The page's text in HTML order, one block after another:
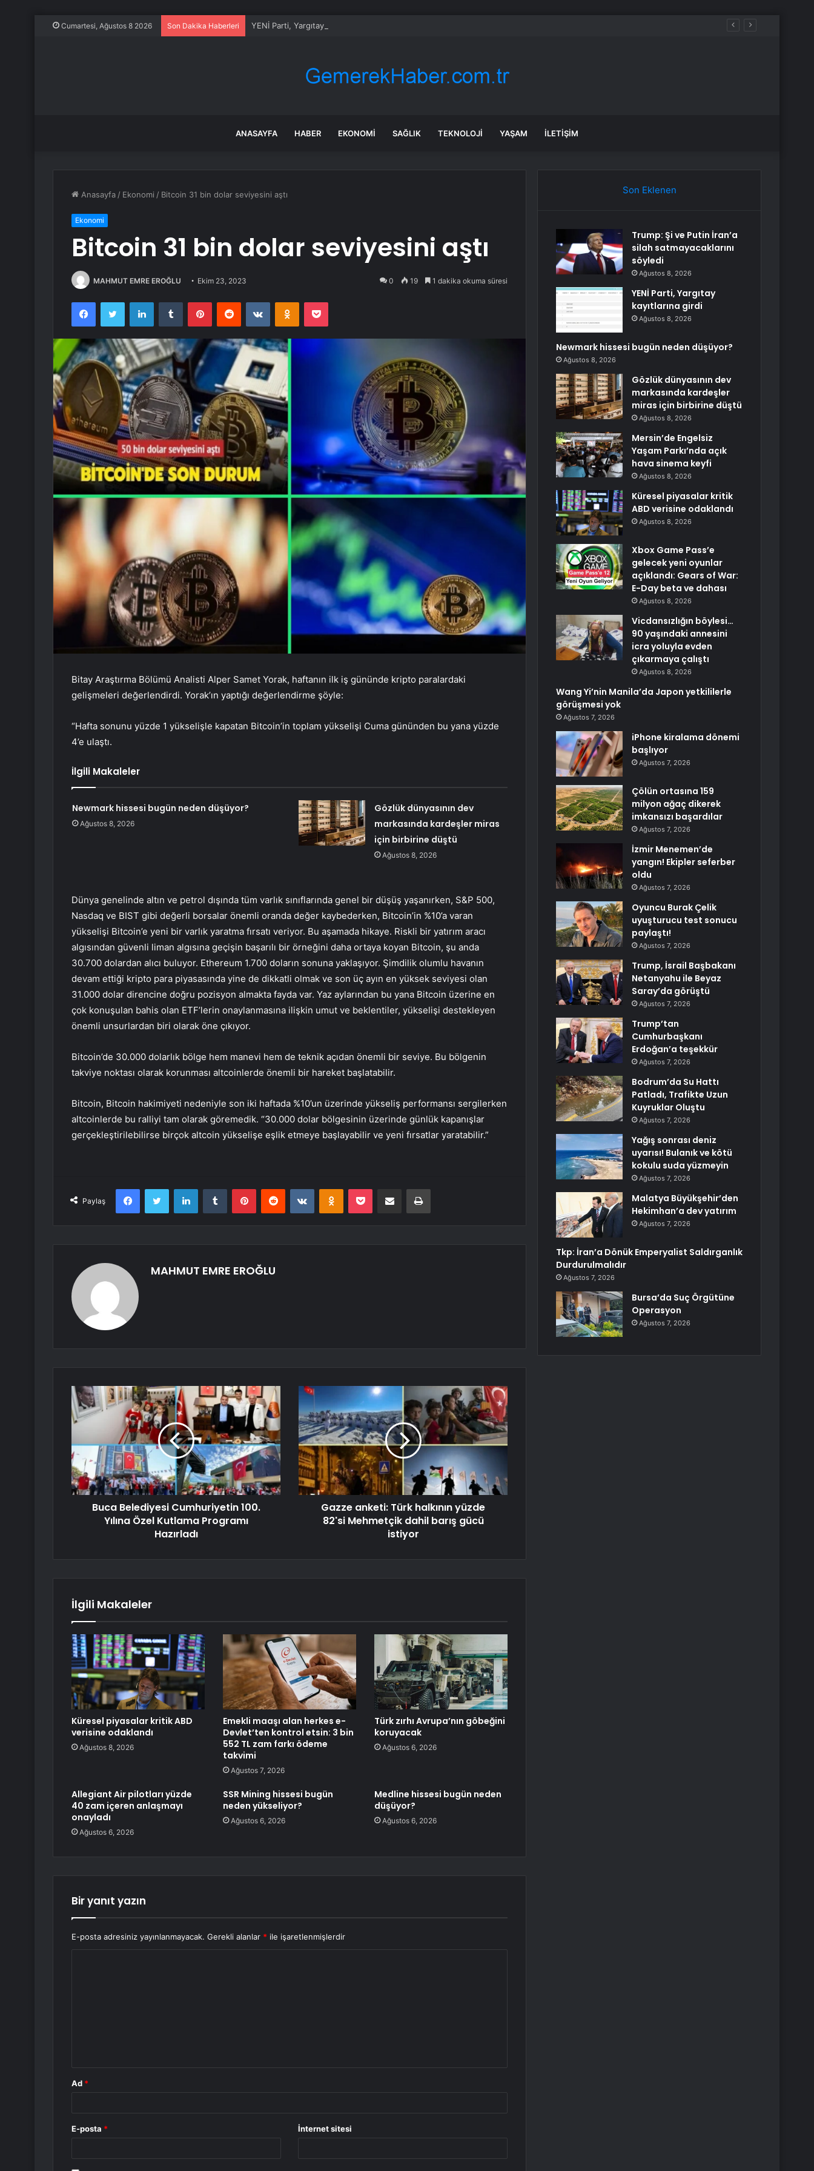
Cumartesi, Ağustos 8 2026 Son Dakika Haberleri YENİ Parti, Yargıtay kayıtlarına girdi
ANASAYFA HABER EKONOMI SAĞLIK TEKNOLOJI YAŞAM İLETIŞIM
Anasayfa / Ekonomi / Bitcoin 31 bin dolar seviyesini aştı
Ekonomi
Bitcoin 31 bin dolar seviyesini aştı
MAHMUT EMRE EROĞLU Ekim 23, 2023 0 19 1 dakika okuma süresi
FacebookTwitter LinkedInTumblr PinterestReddit VKontakteOdnoklassniki
Pocket
Bitay Araştırma Bölümü Analisti Alper Samet Yorak, haftanın ilk iş gününde kripto paralardaki
gelişmeleri değerlendirdi. Yorak’ın yaptığı değerlendirme şöyle:
“Hafta sonunu yüzde 1 yükselişle kapatan Bitcoin’in toplam yükselişi Cuma gününden bu yana yüzde
4’e ulaştı.
İlgili Makaleler
Newmark hissesi bugün neden düşüyor?
Ağustos 8, 2026
Gözlük dünyasının dev
markasında kardeşler miras
için birbirine düştü
Ağustos 8, 2026
Dünya genelinde altın ve petrol dışında tüm varlık sınıflarında genel bir düşüş yaşanırken, S&P 500,
Nasdaq ve BIST gibi değerli borsalar önemli oranda değer kaybederken, Bitcoin’in %10’a varan
yükselişi Bitcoin’e yeni bir varlık yaratma fırsatı veriyor. Bu aşamada hikaye. Riskli bir yatırım aracı
algısından güvenli liman algısına geçişin başarılı bir örneğini daha ortaya koyan Bitcoin, şu anda
30.700 dolardan alıcı buluyor. Ethereum 1.700 doların sonuna yaklaşıyor. Şimdilik olumlu havanın
devam ettiği kripto para piyasasında yine de dikkatli olmak ve son üç ayın en yüksek seviyesi olan
31.000 dolar direncine doğru pozisyon almakta fayda var. Yaz aylarından bu yana Bitcoin üzerine en
çok konuşulan bahis olan ETF’lerin onaylanmasına ilişkin umut ve beklentiler, yükselişi destekleyen
önemli unsurlardan biri olarak öne çıkıyor.
Bitcoin’de 30.000 dolarlık bölge hem manevi hem de teknik açıdan önemli bir seviye. Bu bölgenin
takviye noktası olarak korunması altcoinlerde önemli bir hareket başlatabilir.
Bitcoin, Bitcoin hakimiyeti nedeniyle son iki haftada %10’un üzerinde yükseliş performansı sergilerken
altcoinlerde bu ralliyi tam olarak göremedik. “30.000 dolar bölgesinin üzerinde günlük kapanışlar
gerçekleştirilebilirse birçok altcoin yükselişe eşlik etmeye başlayabilir ve yeni fırsatlar yaratabilir.”
Paylaş
FacebookTwitter LinkedInTumblr PinterestReddit VKontakteOdnoklassniki
Pocket E-Posta ile paylaş Yazdır
MAHMUT EMRE EROĞLU
Buca Belediyesi Cumhuriyetin 100.
Yılına Özel Kutlama Programı
Hazırladı
Gazze anketi: Türk halkının yüzde
82'si Mehmetçik dahil barış gücü
istiyor
İlgili Makaleler
Küresel piyasalar kritik ABD
verisine odaklandı
Ağustos 8, 2026
Emekli maaşı alan herkes e-
Devlet’ten kontrol etsin: 3 bin
552 TL zam farkı ödeme
takvimi
Ağustos 7, 2026
Türk zırhı Avrupa’nın göbeğini
koruyacak
Ağustos 6, 2026
Allegiant Air pilotları yüzde
40 zam içeren anlaşmayı
onayladı
Ağustos 6, 2026
SSR Mining hissesi bugün
neden yükseliyor?
Ağustos 6, 2026
Medline hissesi bugün neden
düşüyor?
Ağustos 6, 2026
Bir yanıt yazın
E-posta adresiniz yayınlanmayacak. Gerekli alanlar * ile işaretlenmişlerdir
Ad *
E-posta * İnternet sitesi
Son Eklenen
Trump: Şi ve Putin İran’a
silah satmayacaklarını
söyledi
Ağustos 8, 2026
YENİ Parti, Yargıtay
kayıtlarına girdi
Ağustos 8, 2026
Newmark hissesi bugün neden düşüyor?
Ağustos 8, 2026
Gözlük dünyasının dev
markasında kardeşler
miras için birbirine düştü
Ağustos 8, 2026
Mersin’de Engelsiz
Yaşam Parkı’nda açık
hava sinema keyfi
Ağustos 8, 2026
Küresel piyasalar kritik
ABD verisine odaklandı
Ağustos 8, 2026
Xbox Game Pass’e
gelecek yeni oyunlar
açıklandı: Gears of War:
E-Day beta ve dahası
Ağustos 8, 2026
Vicdansızlığın böylesi…
90 yaşındaki annesini
icra yoluyla evden
çıkarmaya çalıştı
Ağustos 8, 2026
Wang Yi’nin Manila’da Japon yetkililerle
görüşmesi yok
Ağustos 7, 2026
iPhone kiralama dönemi
başlıyor
Ağustos 7, 2026
Çölün ortasına 159
milyon ağaç dikerek
imkansızı başardılar
Ağustos 7, 2026
İzmir Menemen’de
yangın! Ekipler seferber
oldu
Ağustos 7, 2026
Oyuncu Burak Çelik
uyuşturucu test sonucu
paylaştı!
Ağustos 7, 2026
Trump, İsrail Başbakanı
Netanyahu ile Beyaz
Saray’da görüştü
Ağustos 7, 2026
Trump’tan
Cumhurbaşkanı
Erdoğan’a teşekkür
Ağustos 7, 2026
Bodrum’da Su Hattı
Patladı, Trafikte Uzun
Kuyruklar Oluştu
Ağustos 7, 2026
Yağış sonrası deniz
uyarısı! Bulanık ve kötü
kokulu suda yüzmeyin
Ağustos 7, 2026
Malatya Büyükşehir’den
Hekimhan’a dev yatırım
Ağustos 7, 2026
Tkp: İran’a Dönük Emperyalist Saldırganlık
Durdurulmalıdır
Ağustos 7, 2026
Bursa’da Suç Örgütüne
Operasyon
Ağustos 7, 2026